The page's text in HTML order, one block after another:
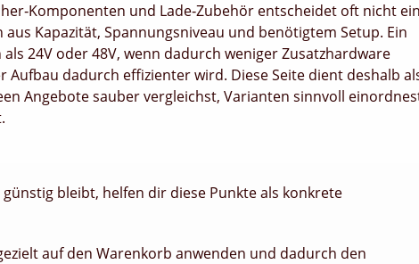
und Lade‑Zubehör entscheidet oft nicht
Kapazität, Spannungsniveau und benötigtem Setup. Ein
24V oder 48V, wenn dadurch weniger Zusatzhardware
dadurch effizienter wird. Diese Seite dient deshalb
Angebote sauber vergleichst, Varianten sinnvoll
bleibt, helfen dir diese Punkte als konkrete
auf den Warenkorb anwenden und dadurch den